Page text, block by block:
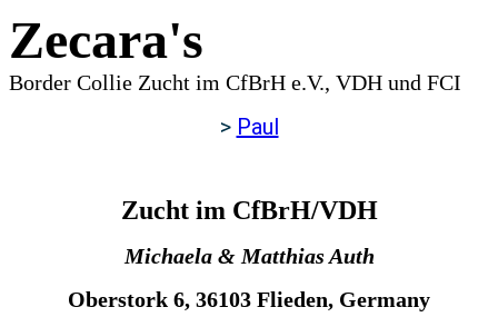
Zecara's
Border Collie Zucht im CfBrH e.V., VDH und FCI
> Paul
Zucht im CfBrH/VDH
Michaela & Matthias Auth
Oberstork 6, 36103 Flieden, Germany